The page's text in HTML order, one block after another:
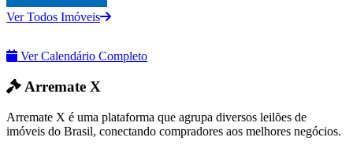
Ver Todos Imóveis
Ver Calendário Completo
Arremate X
Arremate X é uma plataforma que agrupa diversos leilões de
imóveis do Brasil, conectando compradores aos melhores negócios.